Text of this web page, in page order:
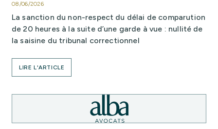
08/06/2026
La sanction du non-respect du délai de comparution
de 20 heures à la suite d’une garde à vue : nullité de
la saisine du tribunal correctionnel
LIRE L'ARTICLE